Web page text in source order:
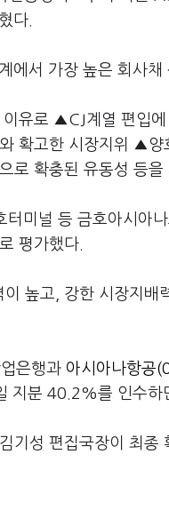
다.
에서 가장 높은 회사채
이유로 ▲CJ계열 편입
확고한 시장지위 ▲
로 확충된 유동성 등을
터미널 등 금호아시아
평가했다.
높고, 강한 시장지배
은행과 아시아나항공
지분 40.2%를 인수하
기성 편집국장이 최종